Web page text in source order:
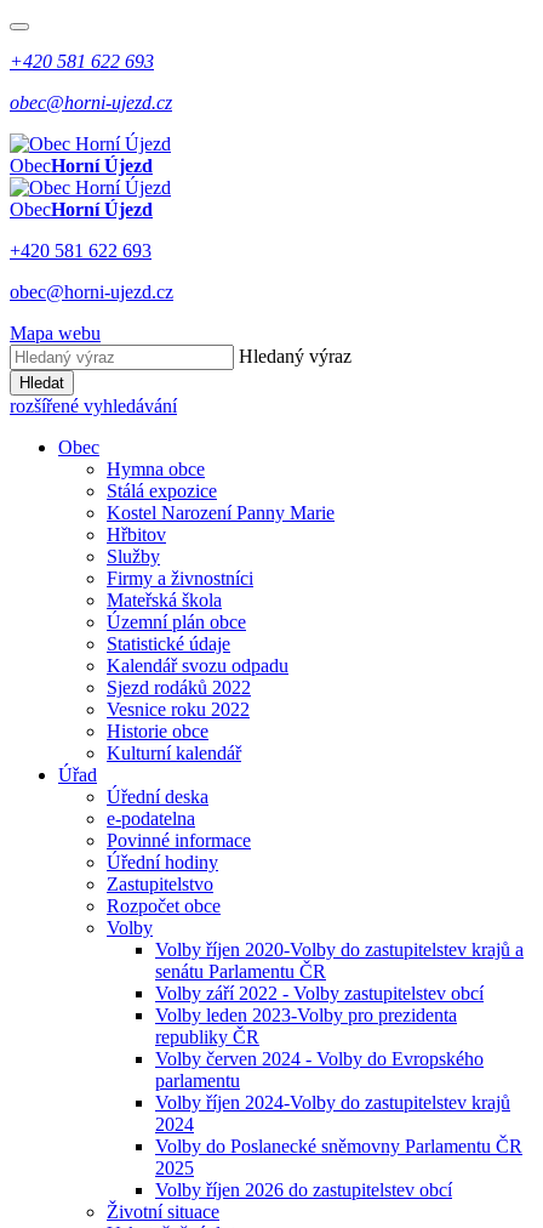
+420 581 622 693
obec@horni-ujezd.cz
ObecHorní Újezd
ObecHorní Újezd
+420 581 622 693
obec@horni-ujezd.cz
Mapa webu
Hledaný výraz
Hledat
rozšířené vyhledávání
Obec
Hymna obce
Stálá expozice
Kostel Narození Panny Marie
Hřbitov
Služby
Firmy a živnostníci
Mateřská škola
Územní plán obce
Statistické údaje
Kalendář svozu odpadu
Sjezd rodáků 2022
Vesnice roku 2022
Historie obce
Kulturní kalendář
Úřad
Úřední deska
e-podatelna
Povinné informace
Úřední hodiny
Zastupitelstvo
Rozpočet obce
Volby
Volby říjen 2020-Volby do zastupitelstev krajů a
senátu Parlamentu ČR
Volby září 2022 - Volby zastupitelstev obcí
Volby leden 2023-Volby pro prezidenta
republiky ČR
Volby červen 2024 - Volby do Evropského
parlamentu
Volby říjen 2024-Volby do zastupitelstev krajů
2024
Volby do Poslanecké sněmovny Parlamentu ČR
2025
Volby říjen 2026 do zastupitelstev obcí
Životní situace